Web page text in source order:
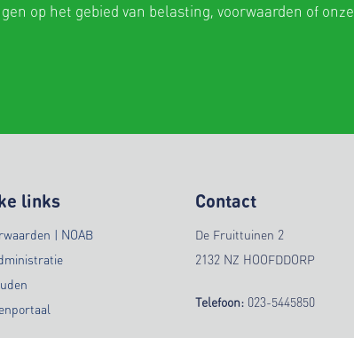
op het gebied van belasting, voorwaarden of onze
links
| NOAB
Contact
De Fruittuinen 2
2132 NZ HOOFDDORP
Telefoon: 023-5445850